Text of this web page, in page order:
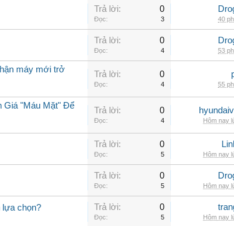
Trả lời: 0
Đọc: 3 40
Trả lời: 0
Đọc: 4 53
máy mới trở
Trả lời: 0
Đọc: 4 55
Giá "Máu Mặt" Để
Trả lời: 0
Đọc: 4 Hôm nay
Trả lời: 0
Đọc: 5 Hôm nay
Trả lời: 0
Đọc: 5 Hôm nay
lựa chọn? Trả lời: 0
Đọc: 5 Hôm nay